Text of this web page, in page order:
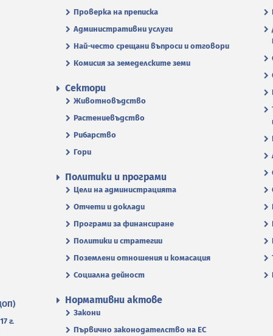
Проверка на преписка
Административни услуги
Най-често срещани въпроси и отговори
Комисия за земеделските земи
Сектори
Животновъдство
Растениевъдство
Рибарство
Гори
Политики и програми
Цели на администрацията
Отчети и доклади
Програми за финансиране
Политики и стратегии
Поземлени отношения и комасация
Социална дейност
г.
Нормативни актове
Закони
Първично законодателство на ЕС